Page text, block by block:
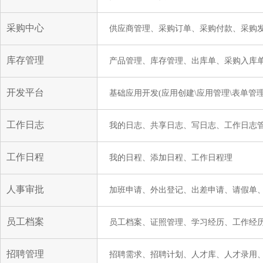
采购中心 供应商管理、采购订单、采购付款、采购
库存管理 产品管理、库存管理、出库单、采购入库
开发平台 基础应用开发(应用创建\应用管理\表单管
工作日志 我的日志、共享日志、写日志、工作日志
工作日程 我的日程、添加日程、工作日程理
人事审批 加班申请、外出登记、出差申请、请假单
员工档案 员工档案、证照管理、学习经历、工作经
招聘管理 招聘需求、招聘计划、人才库、人才录用